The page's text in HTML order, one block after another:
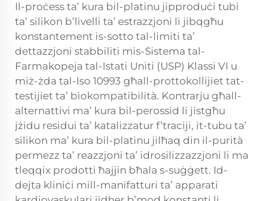
Il-proċess ta’ kura bil-platinu jipproduċi tubi
ta’ silikon b’livelli ta’ estrazzjoni li jibqgħu
konstantement is-sotto tal-limiti ta’
dettazzjoni stabbiliti mis-Sistema tal-
Farmakopeja tal-Istati Uniti (USP) Klassi VI u
miż-żda tal-Iso 10993 għall-prottokollijiet tat-
testijiet ta’ biokompatibilità. Kontrarju għall-
alternattivi ma’ kura bil-perossid li jistgħu
jżidu residui ta’ katalizzatur f’traciji, it-tubu ta’
silikon ma’ kura bil-platinu jilħaq din il-purità
permezz ta’ reazzjoni ta’ idrosilizzazzjoni li ma
tleqqix prodotti ħajjin bħala s-suġġett. Id-
dejta kliniċi mill-manifatturi ta’ apparati